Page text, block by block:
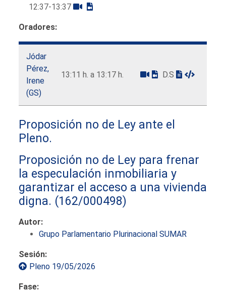
12:37-13:37
Oradores:
Jódar
Pérez,
Irene
(GS)
13:11 h. a 13:17 h. D.S
Proposición no de Ley ante el
Pleno.
Proposición no de Ley para frenar
la especulación inmobiliaria y
garantizar el acceso a una vivienda
digna. (162/000498)
Autor:
Grupo Parlamentario Plurinacional SUMAR
Sesión:
Pleno 19/05/2026
Fase: